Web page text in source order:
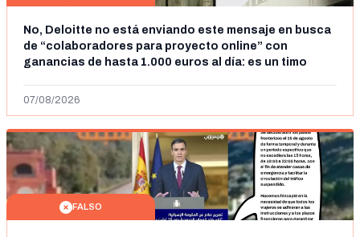
No, Deloitte no está enviando este mensaje en busca
de “colaboradores para proyecto online” con
ganancias de hasta 1.000 euros al día: es un timo
07/08/2026
FALSO